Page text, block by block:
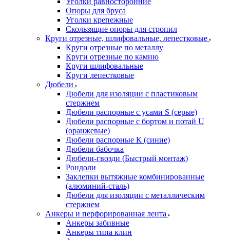
Опоры для бруса
Уголки крепежные
Скользящие опоры для стропил
Круги отрезные, шлифовальные, лепестковые
Круги отрезные по металлу
Круги отрезные по камню
Круги шлифовальные
Круги лепестковые
Дюбели
Дюбели для изоляции с пластиковым
стержнем
Дюбели распорные с усами S (серые)
Дюбели распорные c бортом и потай U
(оранжевые)
Дюбели распорные К (синие)
Дюбели бабочка
Дюбели-гвозди (Быстрый монтаж)
Рондоли
Заклепки вытяжные комбинированные
(алюминий-сталь)
Дюбели для изоляции с металлическим
стержнем
Анкеры и перфорированная лента
Анкеры забивные
Анкеры типа клин